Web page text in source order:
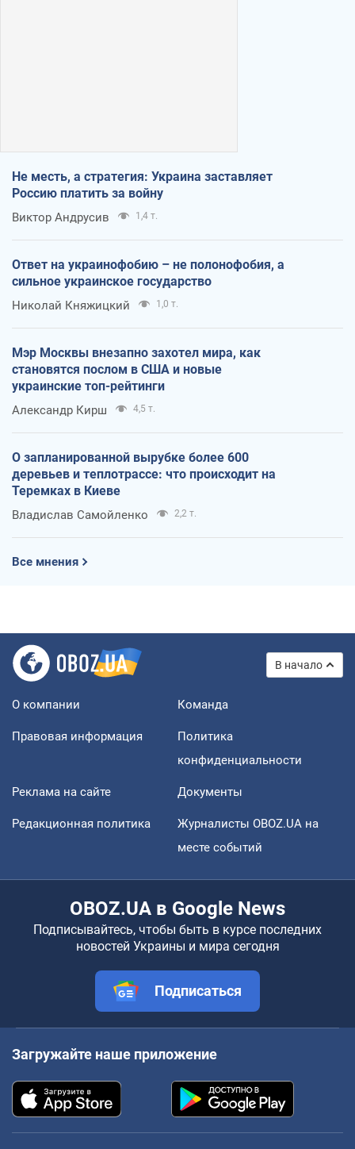
Не месть, а стратегия: Украина заставляет
Россию платить за войну
Виктор Андрусив 1,4 т.
Ответ на украинофобию – не полонофобия, а
сильное украинское государство
Николай Княжицкий 1,0 т.
Мэр Москвы внезапно захотел мира, как
становятся послом в США и новые
украинские топ-рейтинги
Александр Кирш 4,5 т.
О запланированной вырубке более 600
деревьев и теплотрассе: что происходит на
Теремках в Киеве
Владислав Самойленко 2,2 т.
Все мнения
В начало
О компании Команда
Правовая информация
Политика
конфиденциальности
Реклама на сайте Документы
Редакционная политика
Журналисты OBOZ.UA на
месте событий
OBOZ.UA в Google News
Подписывайтесь, чтобы быть в курсе последних
новостей Украины и мира сегодня
Подписаться
Загружайте наше приложение